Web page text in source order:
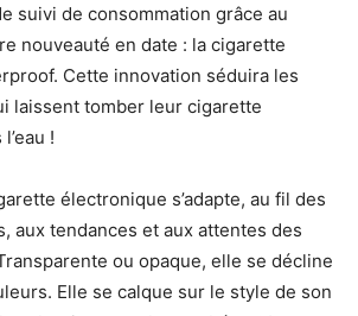
suivi de consommation grâce au
nouveauté en date : la cigarette
Cette innovation séduira les
laissent tomber leur cigarette
!
électronique s’adapte, au fil des
aux tendances et aux attentes des
ou opaque, elle se décline
Elle se calque sur le style de son